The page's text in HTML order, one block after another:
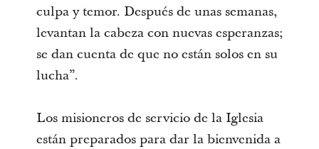
culpa y temor. Después de unas semanas,
levantan la cabeza con nuevas esperanzas;
se dan cuenta de que no están solos en su
lucha”.
Los misioneros de servicio de la Iglesia
están preparados para dar la bienvenida a